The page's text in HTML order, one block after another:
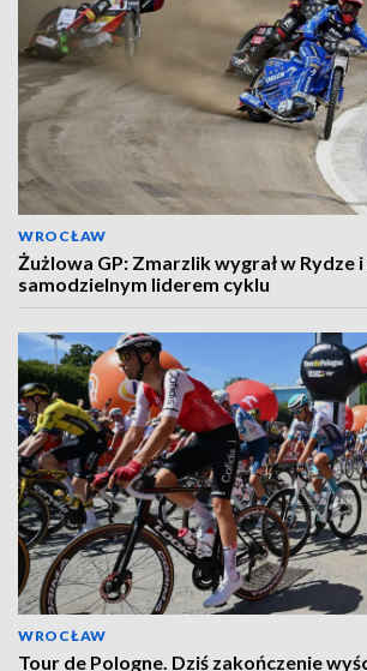
WROCŁAW
Żużlowa GP: Zmarzlik wygrał w Rydze i
samodzielnym liderem cyklu
WROCŁAW
Tour de Pologne. Dziś zakończenie